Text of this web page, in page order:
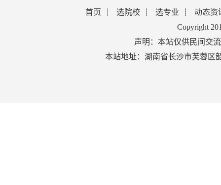
首页 选院校 选专业
动态资
Copyright
声明：本站仅供民间交
本站地址：湖南省长沙市芙蓉区